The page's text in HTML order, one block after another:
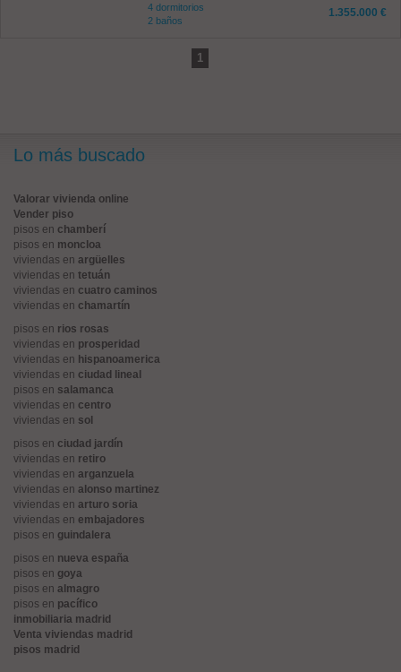
4 dormitorios
2 baños
1.355.000 €
1
Lo más buscado
Valorar vivienda online
Vender piso
pisos en chamberí
pisos en moncloa
viviendas en argüelles
viviendas en tetuán
viviendas en cuatro caminos
viviendas en chamartín
pisos en rios rosas
viviendas en prosperidad
viviendas en hispanoamerica
viviendas en ciudad lineal
pisos en salamanca
viviendas en centro
viviendas en sol
pisos en ciudad jardín
viviendas en retiro
viviendas en arganzuela
viviendas en alonso martinez
viviendas en arturo soria
viviendas en embajadores
pisos en guindalera
pisos en nueva españa
pisos en goya
pisos en almagro
pisos en pacífico
inmobiliaria madrid
Venta viviendas madrid
pisos madrid